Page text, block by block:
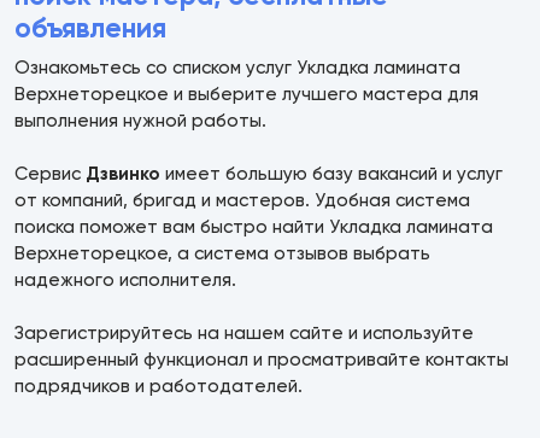
объявления
Ознакомьтесь со списком услуг Укладка ламината
Верхнеторецкое и выберите лучшего мастера для
выполнения нужной работы.
Сервис Дзвинко имеет большую базу вакансий и услуг
от компаний, бригад и мастеров. Удобная система
поиска поможет вам быстро найти Укладка ламината
Верхнеторецкое, а система отзывов выбрать
надежного исполнителя.
Зарегистрируйтесь на нашем сайте и используйте
расширенный функционал и просматривайте контакты
подрядчиков и работодателей.